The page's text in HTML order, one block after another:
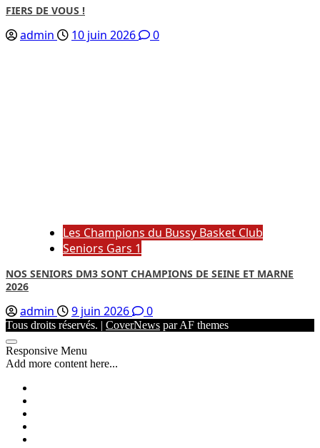
FIERS DE VOUS !
admin 10 juin 2026 0
Les Champions du Bussy Basket Club
Seniors Gars 1
NOS SENIORS DM3 SONT CHAMPIONS DE SEINE ET MARNE
2026
admin 9 juin 2026 0
Tous droits réservés. | CoverNews par AF themes
Responsive Menu
Add more content here...